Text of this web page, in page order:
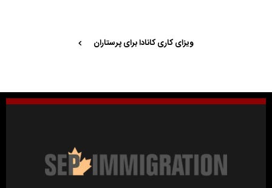
ویزای کاری کانادا برای پرستاران